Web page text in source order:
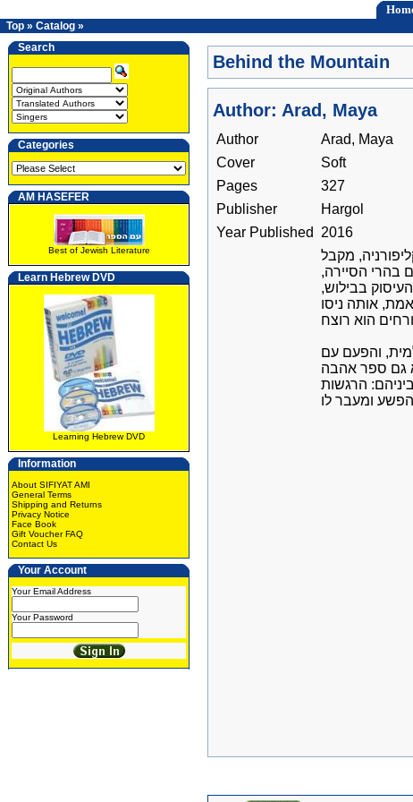
Top » Catalog »
Search
Categories
AM HASEFER
Best of Jewish Literature
Learn Hebrew DVD
Learning Hebrew DVD
Information
About SIFIYAT AMI
General Terms
Shipping and Returns
Privacy Notice
Face Book
Gift Voucher FAQ
Contact Us
Your Account
Your Email Address
Your Password
Behind the Mountain
Author: Arad, Maya
Author
Arad, Maya
Cover
Soft
Pages
327
Publisher
Hargol
Year Published
2016
מקבל
בהרי הסיירה,
בבילוש,
אותה ניסו
והפעם עם
גם ספר אהבה
הרגשות